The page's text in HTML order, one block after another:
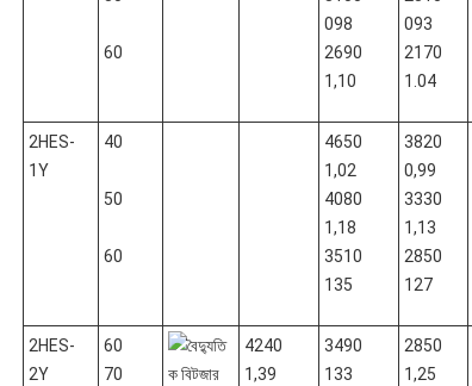
60
098
2690
1,10
093
2170
1.04
2HES-
1Y
40
50
60
4650
1,02
4080
1,18
3510
135
3820
0,99
3330
1,13
2850
127
2HES-
2Y
60
70
4240
1,39
3490
133
2850
1,25